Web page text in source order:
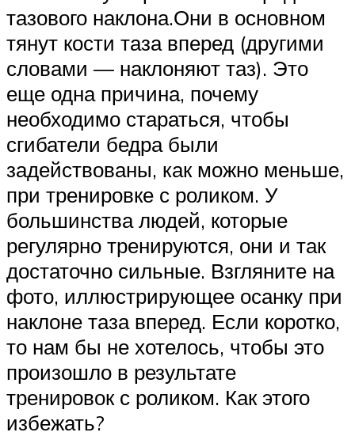
тазового наклона.Они в основном
тянут кости таза вперед (другими
словами — наклоняют таз). Это
еще одна причина, почему
необходимо стараться, чтобы
сгибатели бедра были
задействованы, как можно меньше,
при тренировке с роликом. У
большинства людей, которые
регулярно тренируются, они и так
достаточно сильные. Взгляните на
фото, иллюстрирующее осанку при
наклоне таза вперед. Если коротко,
то нам бы не хотелось, чтобы это
произошло в результате
тренировок с роликом. Как этого
избежать?